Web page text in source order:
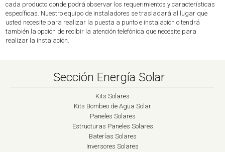
cada producto donde podrá observar los requerimientos y características
específicas. Nuestro equipo de instaladores se trasladará al lugar que
usted necesite para realizar la puesta a punto e instalación o tendrá
también la opción de recibir la atención telefónica que necesite para
realizar la instalación.
Sección Energía Solar
Kits Solares
Kits Bombeo de Agua Solar
Paneles Solares
Estructuras Paneles Solares
Baterías Solares
Inversores Solares